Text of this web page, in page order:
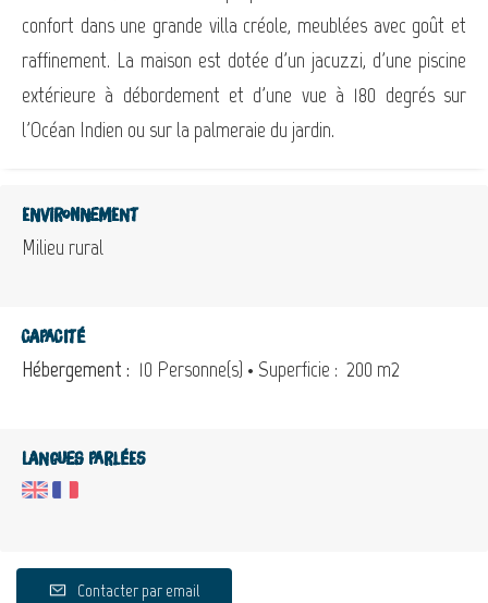
confort dans une grande villa créole, meublées avec goût et
raffinement. La maison est dotée d'un jacuzzi, d'une piscine
extérieure à débordement et d'une vue à 180 degrés sur
l'Océan Indien ou sur la palmeraie du jardin.
Environnement
Milieu rural
Capacité
Hébergement : 10 Personne(s) • Superficie : 200 m2
Langues parlées
Contacter par email